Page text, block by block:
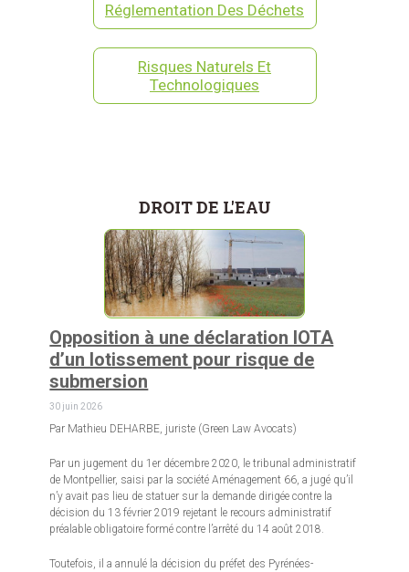
Réglementation Des Déchets
Risques Naturels Et
Technologiques
DROIT DE L'EAU
Opposition à une déclaration IOTA
d’un lotissement pour risque de
submersion
30 juin 2026
Par Mathieu DEHARBE, juriste (Green Law Avocats)
Par un jugement du 1er décembre 2020, le tribunal administratif
de Montpellier, saisi par la société Aménagement 66, a jugé qu’il
n’y avait pas lieu de statuer sur la demande dirigée contre la
décision du 13 février 2019 rejetant le recours administratif
préalable obligatoire formé contre l’arrêté du 14 août 2018.
Toutefois, il a annulé la décision du préfet des Pyrénées-